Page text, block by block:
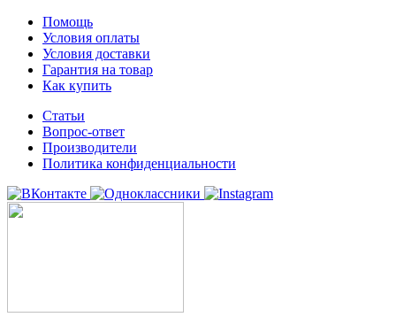
Помощь
Условия оплаты
Условия доставки
Гарантия на товар
Как купить
Статьи
Вопрос-ответ
Производители
Политика конфиденциальности